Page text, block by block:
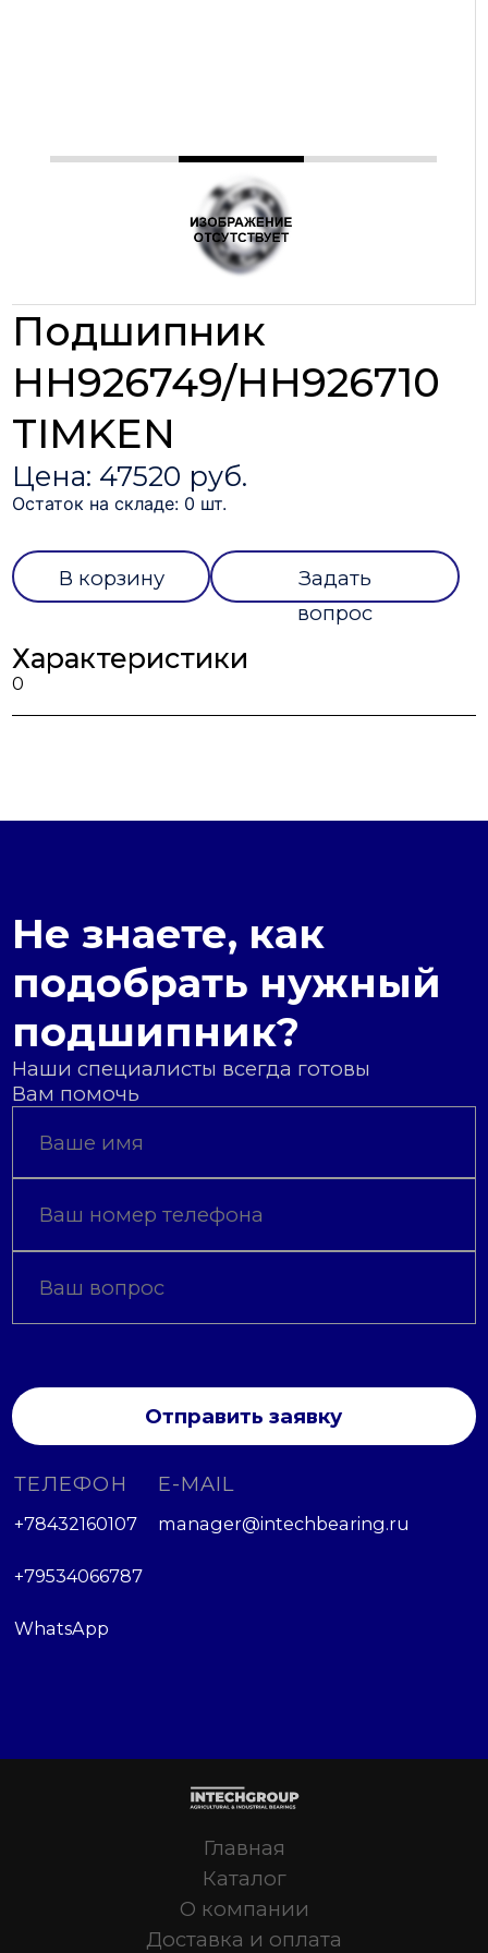
Подшипник
HH926749/HH926710
TIMKEN
Цена: 47520 руб.
Остаток на складе: 0 шт.
В корзину
Задать
вопрос
Характеристики
0
Не знаете, как
подобрать нужный
подшипник?
Наши специалисты всегда готовы
Вам помочь
Отправить заявку
ТЕЛЕФОН
+78432160107
+79534066787
WhatsApp
E-MAIL
manager@intechbearing.ru
Главная
Каталог
О компании
Доставка и оплата